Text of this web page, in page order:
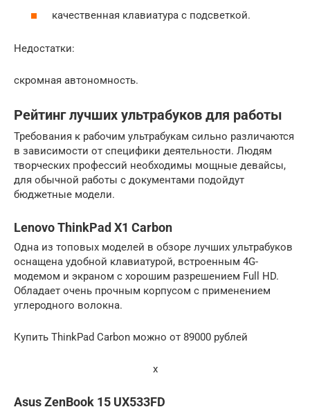
качественная клавиатура с подсветкой.
Недостатки:
скромная автономность.
Рейтинг лучших ультрабуков для работы
Требования к рабочим ультрабукам сильно различаются
в зависимости от специфики деятельности. Людям
творческих профессий необходимы мощные девайсы,
для обычной работы с документами подойдут
бюджетные модели.
Lenovo ThinkPad X1 Carbon
Одна из топовых моделей в обзоре лучших ультрабуков
оснащена удобной клавиатурой, встроенным 4G-
модемом и экраном с хорошим разрешением Full HD.
Обладает очень прочным корпусом с применением
углеродного волокна.
Купить ThinkPad Carbon можно от 89000 рублей
x
Asus ZenBook 15 UX533FD